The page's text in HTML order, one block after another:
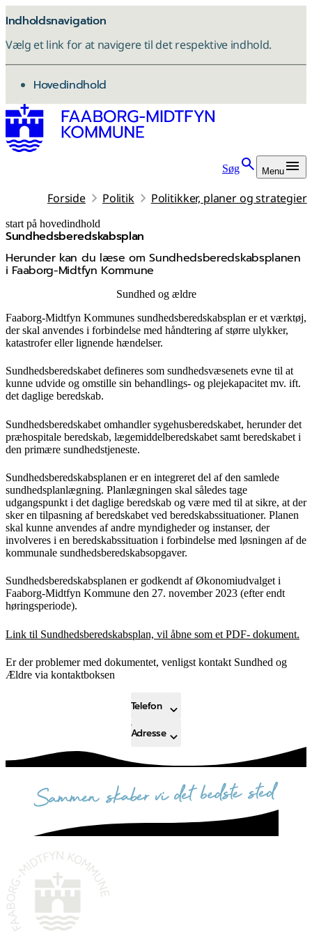
Indholdsnavigation
Vælg et link for at navigere til det respektive indhold.
gå til
Hovedindhold
Søg Menu
Forside Politik Politikker, planer og strategier
start på hovedindhold
Sundhedsberedskabsplan
Herunder kan du læse om Sundhedsberedskabsplanen
i Faaborg-Midtfyn Kommune
senest opdateret 20. juli 2026
Sundhed og ældre
Faaborg-Midtfyn Kommunes sundhedsberedskabsplan er et værktøj,
der skal anvendes i forbindelse med håndtering af større ulykker,
katastrofer eller lignende hændelser.
Sundhedsberedskabet defineres som sundhedsvæsenets evne til at
kunne udvide og omstille sin behandlings- og plejekapacitet mv. ift.
det daglige beredskab.
Sundhedsberedskabet omhandler sygehusberedskabet, herunder det
præhospitale beredskab, lægemiddelberedskabet samt beredskabet i
den primære sundhedstjeneste.
Sundhedsberedskabsplanen er en integreret del af den samlede
sundhedsplanlægning. Planlægningen skal således tage
udgangspunkt i det daglige beredskab og være med til at sikre, at der
sker en tilpasning af beredskabet ved beredskabssituationer. Planen
skal kunne anvendes af andre myndigheder og instanser, der
involveres i en beredskabssituation i forbindelse med løsningen af de
kommunale sundhedsberedskabsopgaver.
Sundhedsberedskabsplanen er godkendt af Økonomiudvalget i
Faaborg-Midtfyn Kommune den 27. november 2023 (efter endt
høringsperiode).
Link til Sundhedsberedskabsplan, vil åbne som et PDF- dokument.
Er der problemer med dokumentet, venligst kontakt Sundhed og
Ældre via kontaktboksen
Telefon
Adresse
sammen skaber vi det bedste sted